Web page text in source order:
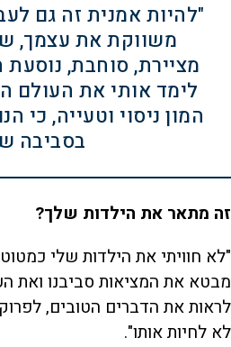
"להיות אמנית זה גם
משווקת את עצמך,
מציירת, סוחבת,
לימד אותי את העולם
המון ניסוי וטעייה, כי
בסביבה
זה מתאר את הילדות שלך?
"לא חוויתי את הילדות שלי
מבטא את המציאות סביבנו ואת
לראות את הדברים הטובים,
לא לחיות אותו".